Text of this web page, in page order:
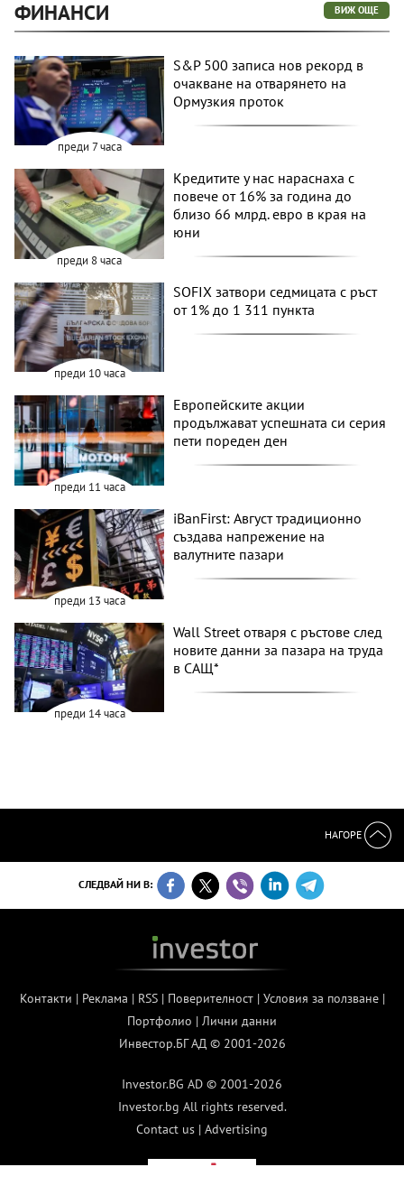
ФИНАНСИ ВИЖ ОЩЕ
преди 7 часа
S&P 500 записа нов рекорд в
очакване на отварянето на
Ормузкия проток
преди 8 часа
Кредитите у нас нараснаха с
повече от 16% за година до
близо 66 млрд. евро в края на
юни
преди 10 часа
SOFIX затвори седмицата с ръст
от 1% до 1 311 пункта
преди 11 часа
Европейските акции
продължават успешната си серия
пети пореден ден
преди 13 часа
iBanFirst: Август традиционно
създава напрежение на
валутните пазари
преди 14 часа
Wall Street отваря с ръстове след
новите данни за пазара на труда
в САЩ*
НАГОРЕ
СЛЕДВАЙ НИ В:
Контакти | Реклама | RSS| Поверителност| Условия за ползване|
Портфолио | Лични данни
Инвестор.БГ АД © 2001-2026
Investor.BG AD © 2001-2026
Investor.bg All rights reserved.
Contact us | Advertising